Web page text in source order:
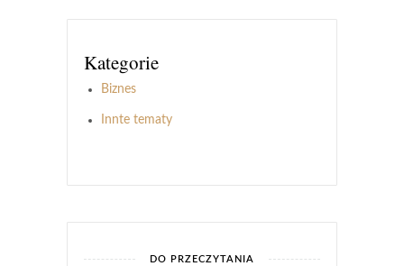
Kategorie
Biznes
Innte tematy
DO PRZECZYTANIA